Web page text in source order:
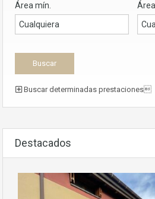
Área mín.
Buscar determinadas prestaciones
Destacados